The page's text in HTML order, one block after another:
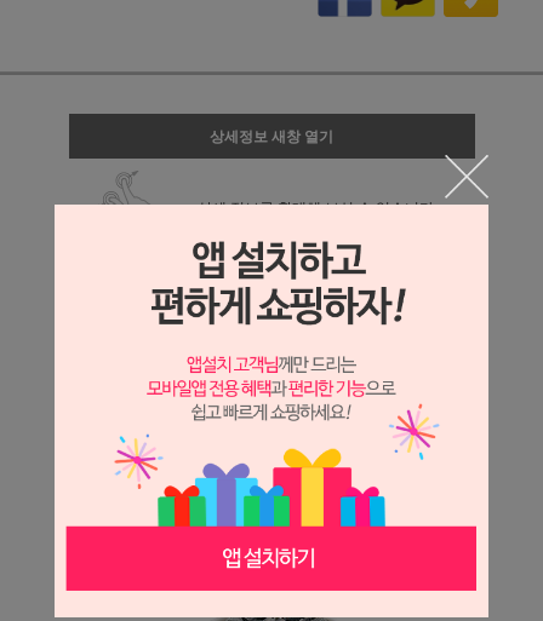
상세정보 새창 열기
상세 정보를 확대해 보실 수 있습니다.